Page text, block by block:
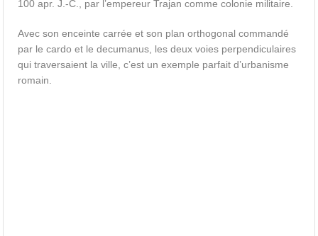
100 apr. J.-C., par l’empereur Trajan comme colonie militaire.
Avec son enceinte carrée et son plan orthogonal commandé
par le cardo et le decumanus, les deux voies perpendiculaires
qui traversaient la ville, c’est un exemple parfait d’urbanisme
romain.